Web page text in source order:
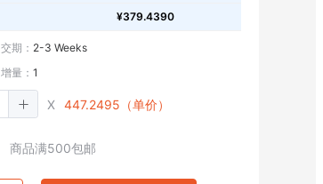
¥379.4390
交期： 2-3 Weeks
增量： 1
X 447.2495（单价）
商品满500包邮